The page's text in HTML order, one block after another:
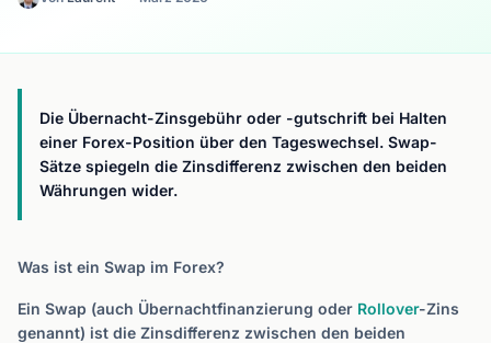
Die Übernacht-Zinsgebühr oder -gutschrift bei Halten
einer Forex-Position über den Tageswechsel. Swap-
Sätze spiegeln die Zinsdifferenz zwischen den beiden
Währungen wider.
Was ist ein Swap im Forex?
Ein Swap (auch Übernachtfinanzierung oder Rollover-Zins
genannt) ist die Zinsdifferenz zwischen den beiden